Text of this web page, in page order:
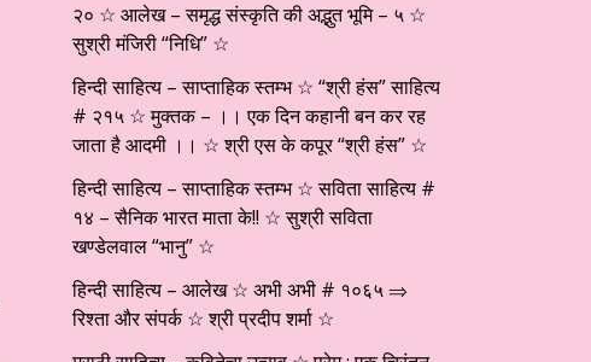
२० ☆ आलेख – समृद्ध संस्कृति की अद्भुत भूमि – ५ ☆
सुश्री मंजिरी “निधि” ☆
हिन्दी साहित्य – साप्ताहिक स्तम्भ ☆ “श्री हंस” साहित्य
# २१५ ☆ मुक्तक – ।। एक दिन कहानी बन कर रह
जाता है आदमी ।। ☆ श्री एस के कपूर “श्री हंस” ☆
हिन्दी साहित्य – साप्ताहिक स्तम्भ ☆ सविता साहित्य #
१४ – सैनिक भारत माता के!! ☆ सुश्री सविता
खण्डेलवाल “भानु” ☆
हिन्दी साहित्य – आलेख ☆ अभी अभी # १०६५ ⇒
रिश्ता और संपर्क ☆ श्री प्रदीप शर्मा ☆